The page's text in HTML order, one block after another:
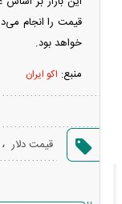
قیمت را انجام
خواهد بود.
منبع: اکو ایران
قیمت دلار ،